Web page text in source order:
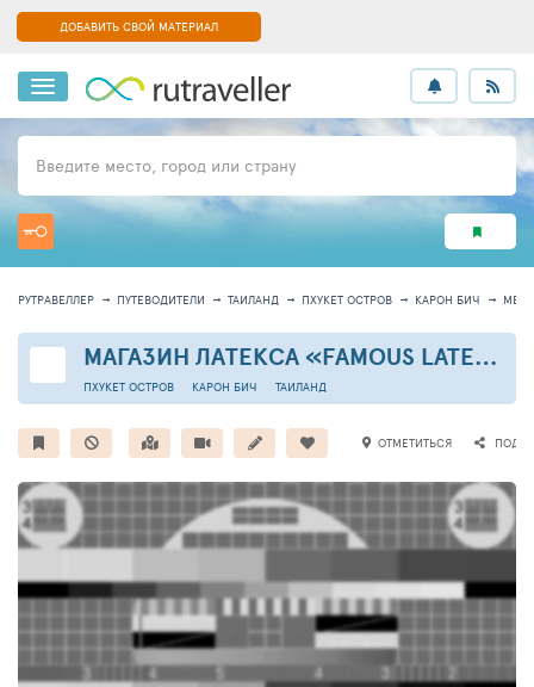
ДОБАВИТЬ СВОЙ МАТЕРИАЛ
Введите место, город или страну
РУТРАВЕЛЛЕР ПУТЕВОДИТЕЛИ ТАИЛАНД ПХУКЕТ ОСТРОВ КАРОН БИЧ
МАГАЗИН ЛАТЕКСА «FAMOUS LATEX»
ТАИЛАНД
ПХУКЕТ ОСТРОВ КАРОН БИЧ
ОТМЕТИТЬСЯ